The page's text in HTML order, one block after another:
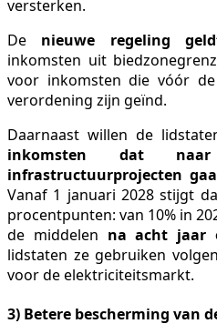
versterken.
De nieuwe regeling
inkomsten uit
voor inkomsten die vóór
verordening zijn geïnd.
Daarnaast willen de
inkomsten dat naar
infrastructuurprojecten
Vanaf 1 januari 2028 stijgt
procentpunten: van 10% in
de middelen na acht jaar
lidstaten ze gebruiken
voor de elektriciteitsmarkt.
3) Betere bescherming van